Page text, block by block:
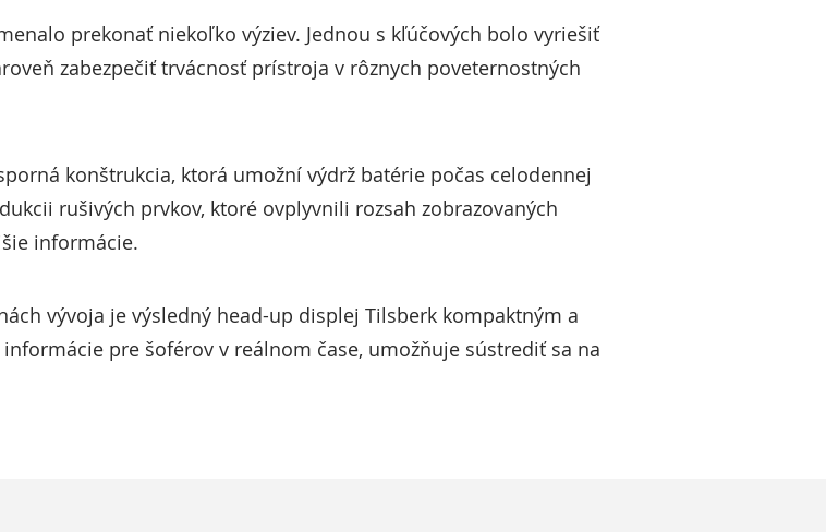
prekonať niekoľko výziev. Jednou s kľúčových bolo vyriešiť
zabezpečiť trvácnosť prístroja v rôznych poveternostných
konštrukcia, ktorá umožní výdrž batérie počas celodennej
rušivých prvkov, ktoré ovplyvnili rozsah zobrazovaných
informácie.
vývoja je výsledný head-up displej Tilsberk kompaktným a
pre šoférov v reálnom čase, umožňuje sústrediť sa na